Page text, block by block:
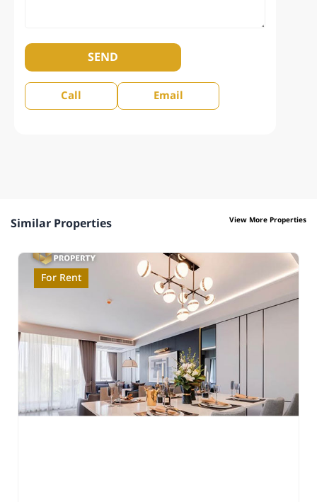
SEND
Call Email
Similar Properties View More Properties
For Rent